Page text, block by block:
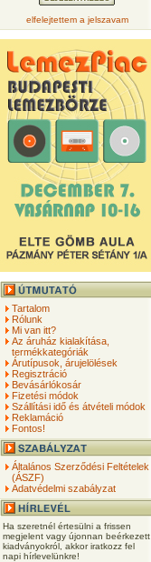
elfelejtettem a jelszavam
Tartalom
Rólunk
Mi van itt?
Az áruház kialakítása,
termékkategóriák
Árutípusok, árujelölések
Regisztráció
Bevásárlókosár
Fizetési módok
Szállítási idő és átvételi módok
Reklamáció
Fontos!
Általános Szerződési Feltételek
(ÁSZF)
Adatvédelmi szabályzat
Ha szeretnél értesülni a frissen
megjelent vagy újonnan beérkezett
kiadványokról, akkor iratkozz fel
napi hírlevelünkre!